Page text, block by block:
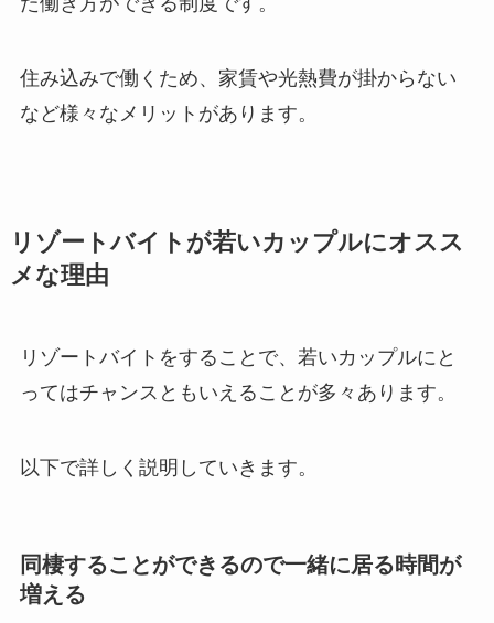
住み込みで働くため、家賃や光熱費が掛からない
など様々なメリットがあります。
リゾートバイトが若いカップルにオスス
メな理由
リゾートバイトをすることで、若いカップルにと
ってはチャンスともいえることが多々あります。
以下で詳しく説明していきます。
同棲することができるので一緒に居る時間が
増える